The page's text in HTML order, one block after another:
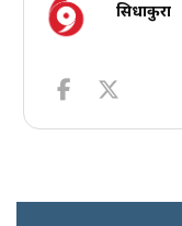
सिधाकुरा